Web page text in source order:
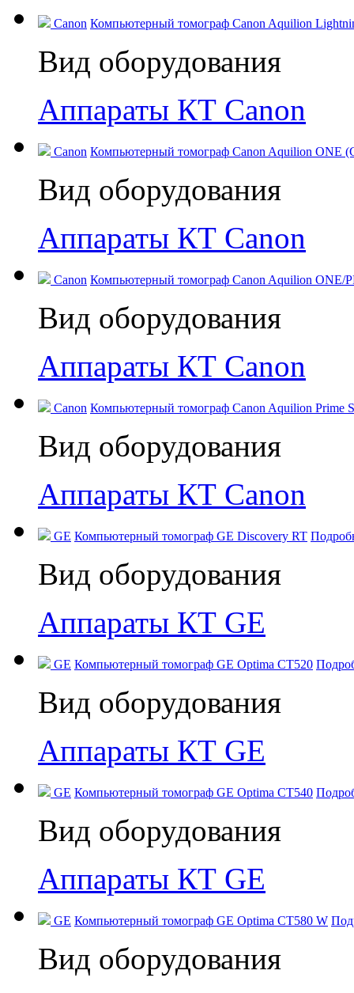
Canon Компьютерный томограф Canon Aquilion
Вид оборудования
Аппараты КТ Canon
Canon Компьютерный томограф Canon Aquilion ONE
Вид оборудования
Аппараты КТ Canon
Canon Компьютерный томограф Canon Aquilion ONE/
Вид оборудования
Аппараты КТ Canon
Canon Компьютерный томограф Canon Aquilion Prime
Вид оборудования
Аппараты КТ Canon
GE Компьютерный томограф GE Discovery RT
Вид оборудования
Аппараты КТ GE
GE Компьютерный томограф GE Optima CT520
Вид оборудования
Аппараты КТ GE
GE Компьютерный томограф GE Optima CT540
Вид оборудования
Аппараты КТ GE
GE Компьютерный томограф GE Optima CT580 W
Вид оборудования